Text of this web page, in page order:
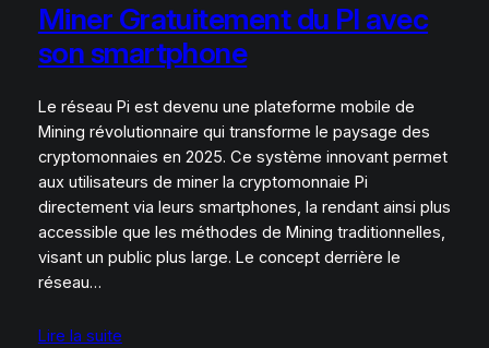
Miner Gratuitement du PI avec
son smartphone
Le réseau Pi est devenu une plateforme mobile de
Mining révolutionnaire qui transforme le paysage des
cryptomonnaies en 2025. Ce système innovant permet
aux utilisateurs de miner la cryptomonnaie Pi
directement via leurs smartphones, la rendant ainsi plus
accessible que les méthodes de Mining traditionnelles,
visant un public plus large. Le concept derrière le
réseau…
Lire la suite